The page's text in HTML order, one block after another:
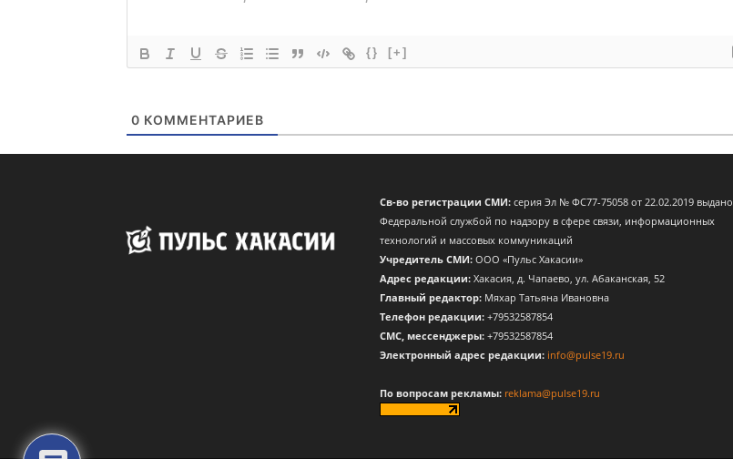
{} [+]
0 КОММЕНТАРИЕВ
Св-во регистрации СМИ: серия Эл № ФС77-75058 от 22.02.2019 выдано
Федеральной службой по надзору в сфере связи, информационных
технологий и массовых коммуникаций
Учредитель СМИ: ООО «Пульс Хакасии»
Адрес редакции: Хакасия, д. Чапаево, ул. Абаканская, 52
Главный редактор: Мяхар Татьяна Ивановна
Телефон редакции: +79532587854
CМС, мессенджеры: +79532587854
Электронный адрес редакции: info@pulse19.ru
По вопросам рекламы: reklama@pulse19.ru